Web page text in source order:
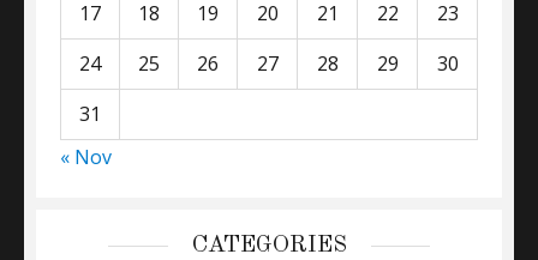
17 18 19 20 21 22
23
24
25 26 27 28 29
30
31
« Nov
CATEGORIES